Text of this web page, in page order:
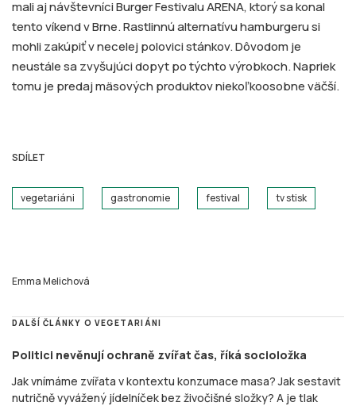
mali aj návštevníci Burger Festivalu ARENA, ktorý sa konal
tento víkend v Brne. Rastlinnú alternatívu hamburgeru si
mohli zakúpiť v necelej polovici stánkov. Dôvodom je
neustále sa zvyšujúci dopyt po týchto výrobkoch. Napriek
tomu je predaj mäsových produktov niekoľkoosobne väčší.
SDÍLET
vegetariáni gastronomie festival tv stisk
Emma Melichová
DALŠÍ ČLÁNKY O VEGETARIÁNI
Politici nevěnují ochraně zvířat čas, říká socioložka
Jak vnímáme zvířata v kontextu konzumace masa? Jak sestavit
nutričně vyvážený jídelníček bez živočišné složky? A je tlak